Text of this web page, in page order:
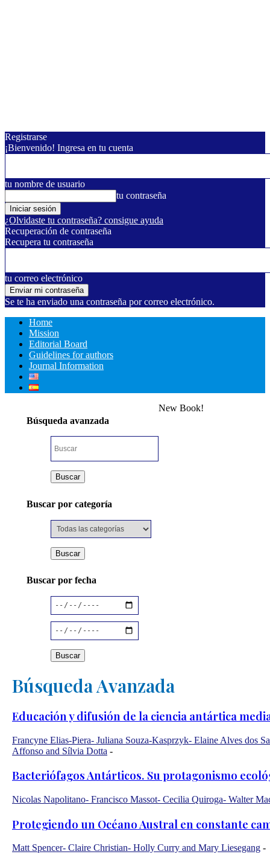
Registrarse
¡Bienvenido! Ingresa en tu cuenta
tu nombre de usuario
tu contraseña
¿Olvidaste tu contraseña? consigue ayuda
Recuperación de contraseña
Recupera tu contraseña
tu correo electrónico
Se te ha enviado una contraseña por correo electrónico.
Home
Mission
Editorial Board
Guidelines for authors
Journal Information
Búsqueda avanzada
Buscar por categoría
Buscar por fecha
Búsqueda Avanzada
Educación y difusión de la ciencia antártica
Francyne Elias-Piera- Juliana Souza-Kasprzyk- Elaine Alves dos
Affonso and Sílvia Dotta -
Bacteriófagos Antárticos. Su protagonismo
Nicolas Napolitano- Francisco Massot- Cecilia Quiroga- Walter
Protegiendo un Océano Austral en constante
Matt Spencer- Claire Christian- Holly Curry and Mary Liesegang -
New Book!